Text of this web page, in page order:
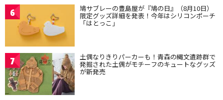
6 鳩サブレーの豊島屋が『鳩の日』（8月10日）
限定グッズ詳細を発表！今年はシリコンポーチ
「はとっこ」
7 土偶なりきりパーカーも！青森の縄文遺跡群で
発掘された土偶がモチーフのキュートなグッズ
が新発売